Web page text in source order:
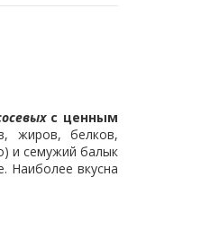
с ценным
жиров, белков,
и семужий балык
Наиболее вкусна